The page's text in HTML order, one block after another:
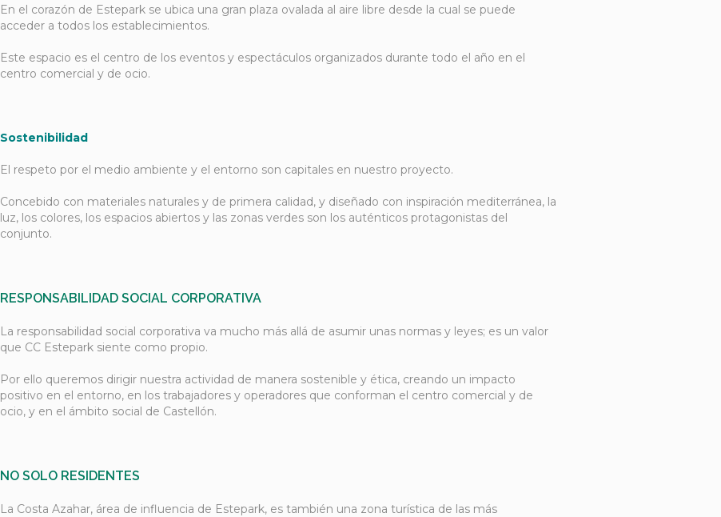
En el corazón de Estepark se ubica una gran plaza ovalada al aire libre desde la cual se puede
acceder a todos los establecimientos.
Este espacio es el centro de los eventos y espectáculos organizados durante todo el año en el
centro comercial y de ocio.
Sostenibilidad
El respeto por el medio ambiente y el entorno son capitales en nuestro proyecto.
Concebido con materiales naturales y de primera calidad, y diseñado con inspiración mediterránea, la
luz, los colores, los espacios abiertos y las zonas verdes son los auténticos protagonistas del
conjunto.
RESPONSABILIDAD SOCIAL CORPORATIVA
La responsabilidad social corporativa va mucho más allá de asumir unas normas y leyes; es un valor
que CC Estepark siente como propio.
Por ello queremos dirigir nuestra actividad de manera sostenible y ética, creando un impacto
positivo en el entorno, en los trabajadores y operadores que conforman el centro comercial y de
ocio, y en el ámbito social de Castellón.
NO SOLO RESIDENTES
La Costa Azahar, área de influencia de Estepark, es también una zona turística de las más